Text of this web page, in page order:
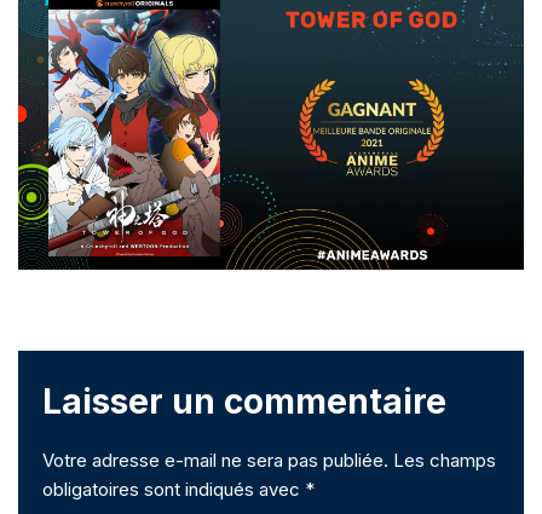
Laisser un commentaire
Votre adresse e-mail ne sera pas publiée. Les champs
obligatoires sont indiqués avec *